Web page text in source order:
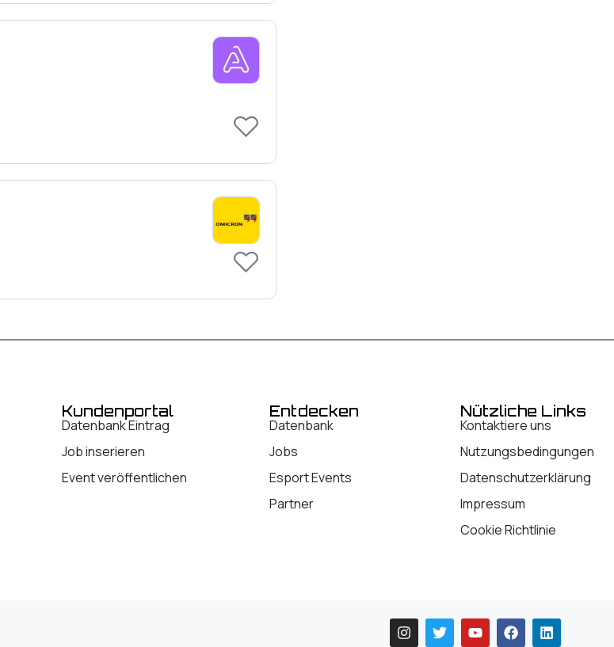
Kundenportal
Datenbank Eintrag
Job inserieren
Event veröffentlichen
Entdecken
Datenbank
Jobs
Esport Events
Partner
Nützliche Links
Kontaktiere uns
Nutzungsbedingungen
Datenschutzerklärung
Impressum
Cookie Richtlinie